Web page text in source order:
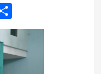
h
a
re